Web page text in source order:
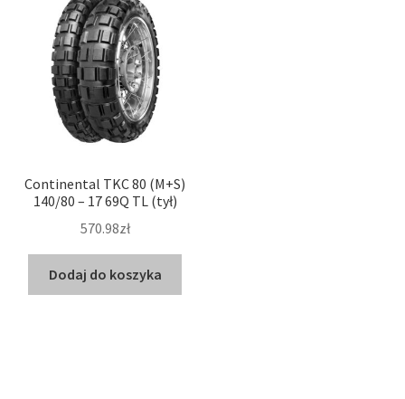
Continental TKC 80 (M+S)
140/80 – 17 69Q TL (tył)
570.98zł
Dodaj do koszyka